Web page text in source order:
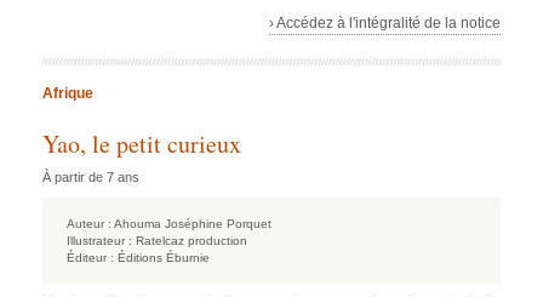
› Accédez à l'intégralité de la notice
Afrique
Yao, le petit curieux
À partir de 7 ans
Auteur : Ahouma Joséphine Porquet
Illustrateur : Ratelcaz production
Éditeur : Éditions Éburnie